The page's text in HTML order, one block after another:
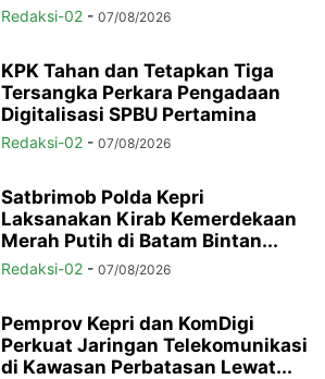
Redaksi-02 - 07/08/2026
KPK Tahan dan Tetapkan Tiga
Tersangka Perkara Pengadaan
Digitalisasi SPBU Pertamina
Redaksi-02 - 07/08/2026
Satbrimob Polda Kepri
Laksanakan Kirab Kemerdekaan
Merah Putih di Batam Bintan...
Redaksi-02 - 07/08/2026
Pemprov Kepri dan KomDigi
Perkuat Jaringan Telekomunikasi
di Kawasan Perbatasan Lewat...